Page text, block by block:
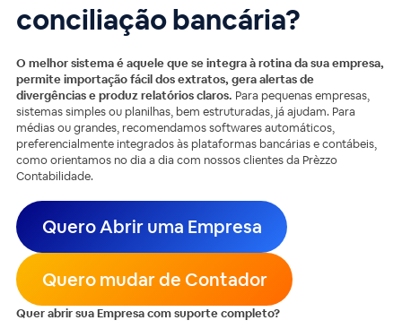
conciliação bancária?
O melhor sistema é aquele que se integra à rotina da sua empresa,
permite importação fácil dos extratos, gera alertas de
divergências e produz relatórios claros. Para pequenas empresas,
sistemas simples ou planilhas, bem estruturadas, já ajudam. Para
médias ou grandes, recomendamos softwares automáticos,
preferencialmente integrados às plataformas bancárias e contábeis,
como orientamos no dia a dia com nossos clientes da Prèzzo
Contabilidade.
Quero Abrir uma Empresa
Quero mudar de Contador
Quer abrir sua Empresa com suporte completo?